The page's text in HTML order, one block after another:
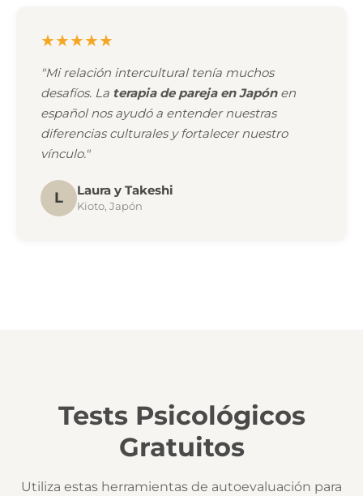
★★★★★
"Mi relación intercultural tenía muchos
desafíos. La terapia de pareja en Japónen
español nos ayudó a entender nuestras
diferencias culturales y fortalecer nuestro
vínculo."
L Laura y Takeshi
Kioto, Japón
Tests Psicológicos
Gratuitos
Utiliza estas herramientas de autoevaluación para